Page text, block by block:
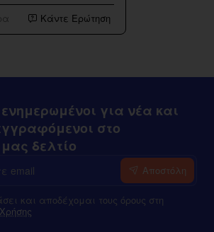
Κάντε Ερώτηση
ενημερωμένοι για νέα και
στο
δελτίο
Αποστόλη
και αποδέχομαι τους όρους στη